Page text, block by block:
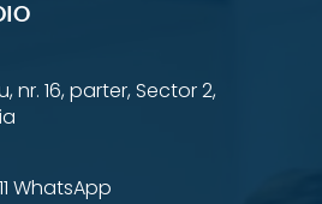
nr. 16, parter, Sector 2,
WhatsApp